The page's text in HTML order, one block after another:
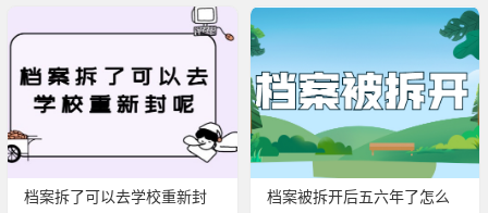
档案拆了可以去学校重新封
档案被拆开后五六年了怎么